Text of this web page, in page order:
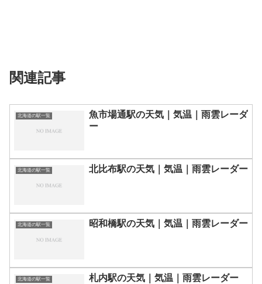
関連記事
北海道の駅一覧
魚市場通駅の天気｜気温｜雨雲レーダ
ー
北海道の駅一覧 北比布駅の天気｜気温｜雨雲レーダー
北海道の駅一覧 昭和橋駅の天気｜気温｜雨雲レーダー
北海道の駅一覧 札内駅の天気｜気温｜雨雲レーダー